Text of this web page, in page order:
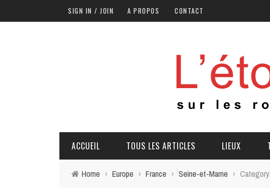
SIGN IN / JOIN A PROPOS CONTACT
ACCUEIL TOUS LES ARTICLES LIEUX
Home › Europe › France › Seine-et-Marne ›